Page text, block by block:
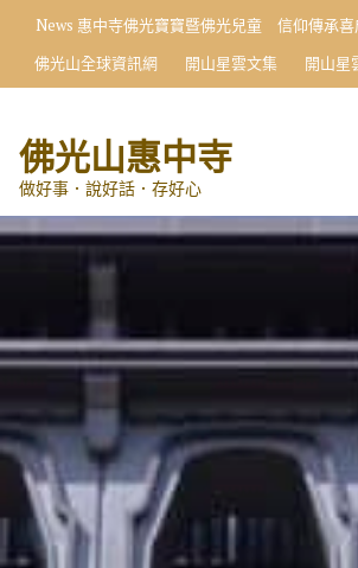
content
News 惠中寺佛光寶寶暨佛光兒童 信仰傳承喜
佛光山全球資訊網
開山星雲文集 開山星
佛光山惠中寺
做好事．說好話．存好心